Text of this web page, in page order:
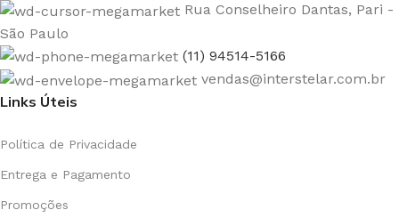
Rua Conselheiro Dantas, Pari -
São Paulo
(11) 94514-5166
vendas@interstelar.com.br
Links Úteis
Política de Privacidade
Entrega e Pagamento
Promoções